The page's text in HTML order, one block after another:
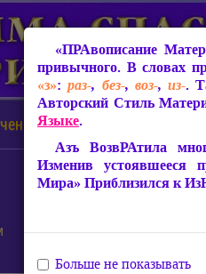
Матери Мира
СофиоЛогия
«ПРАвописание
привычного. В словах
«з»:раз-, без-, воз-,из-.
Авторский Стиль
Языке.
Азъ ВозвРАтила
Изменив устоявшееся
Мира» Приблизился к
Больше не показывать